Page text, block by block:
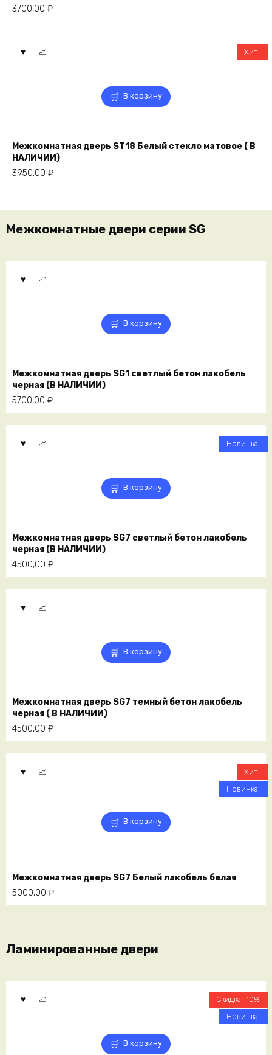
3700,00 ₽
В корзину
Хит!
Межкомнатная дверь ST18 Белый стекло матовое ( В
НАЛИЧИИ)
3950,00 ₽
Межкомнатные двери серии SG
В корзину
Межкомнатная дверь SG1 светлый бетон лакобель
черная (В НАЛИЧИИ)
5700,00 ₽
В корзину
Новинка!
Межкомнатная дверь SG7 светлый бетон лакобель
черная (В НАЛИЧИИ)
4500,00 ₽
В корзину
Межкомнатная дверь SG7 темный бетон лакобель
черная ( В НАЛИЧИИ)
4500,00 ₽
В корзину
Хит!
Новинка!
Межкомнатная дверь SG7 Белый лакобель белая
5000,00 ₽
Ламинированные двери
В корзину
Скидка -10%
Новинка!